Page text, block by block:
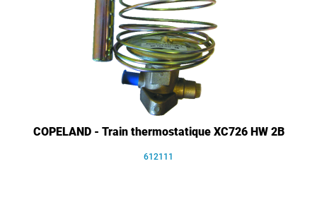
COPELAND - Train thermostatique XC726 HW 2B
612111